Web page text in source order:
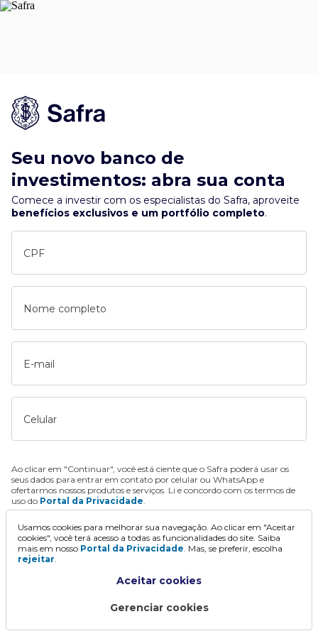
Seu novo banco de
investimentos: abra sua conta
Comece a investir com os especialistas do Safra, aproveite
benefícios exclusivos e um portfólio completo.
CPF
Nome completo
E-mail
Celular
Ao clicar em "Continuar", você está ciente que o Safra poderá usar os
seus dados para entrar em contato por celular ou WhatsApp e
ofertarmos nossos produtos e serviços. Li e concordo com os termos de
uso do Portal da Privacidade.
Continuar
Usamos cookies para melhorar sua navegação. Ao clicar em "Aceitar
cookies", você terá acesso a todas as funcionalidades do site. Saiba
mais em nosso Portal da Privacidade. Mas, se preferir, escolha
rejeitar.
Aceitar cookies
Gerenciar cookies